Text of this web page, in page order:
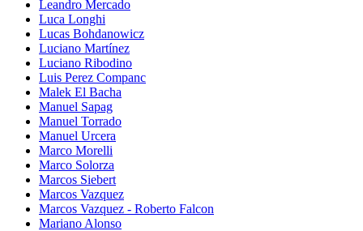
Leandro Mercado
Luca Longhi
Lucas Bohdanowicz
Luciano Martínez
Luciano Ribodino
Luis Perez Companc
Malek El Bacha
Manuel Sapag
Manuel Torrado
Manuel Urcera
Marco Morelli
Marco Solorza
Marcos Siebert
Marcos Vazquez
Marcos Vazquez - Roberto Falcon
Mariano Alonso